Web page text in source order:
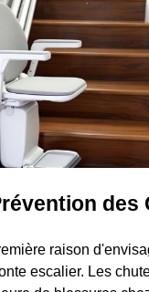
des
raison
escalier. Les